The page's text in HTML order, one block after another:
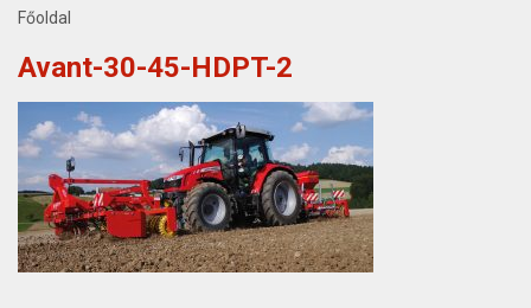
Főoldal
Avant-30-45-HDPT-2